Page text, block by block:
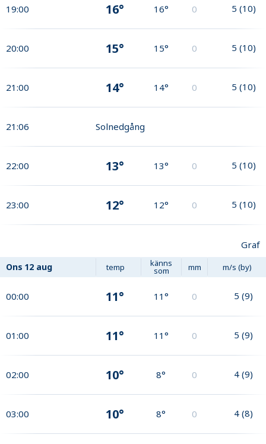
19:00 16° 16° 0 5 (10)
20:00 15° 15° 0 5 (10)
21:00 14° 14° 0 5 (10)
21:06 Solnedgång
22:00 13° 13° 0 5 (10)
23:00 12° 12° 0 5 (10)
Graf
Ons 12 aug temp känns
som mm m/s (by)
00:00 11° 11° 0 5 (9)
01:00 11° 11° 0 5 (9)
02:00 10° 8° 0 4 (9)
03:00 10° 8° 0 4 (8)